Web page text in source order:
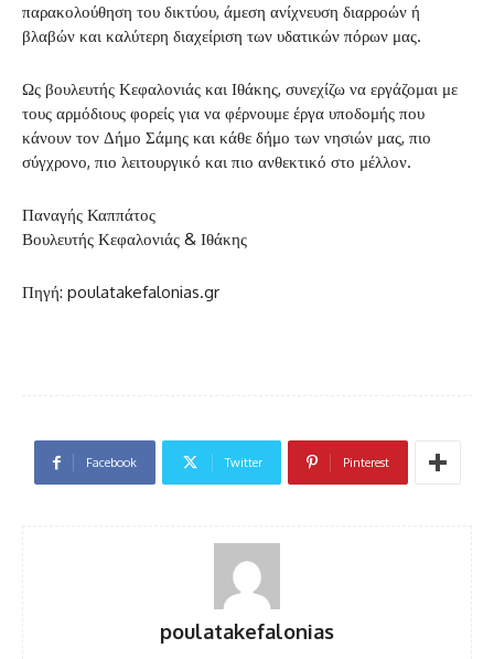
παρακολούθηση του δικτύου, άμεση ανίχνευση διαρροών ή
βλαβών και καλύτερη διαχείριση των υδατικών πόρων μας.
Ως βουλευτής Κεφαλονιάς και Ιθάκης, συνεχίζω να εργάζομαι με
τους αρμόδιους φορείς για να φέρνουμε έργα υποδομής που
κάνουν τον Δήμο Σάμης και κάθε δήμο των νησιών μας, πιο
σύγχρονο, πιο λειτουργικό και πιο ανθεκτικό στο μέλλον.
Παναγής Καππάτος
Βουλευτής Κεφαλονιάς & Ιθάκης
Πηγή: poulatakefalonias.gr
Facebook Twitter Pinterest
poulatakefalonias